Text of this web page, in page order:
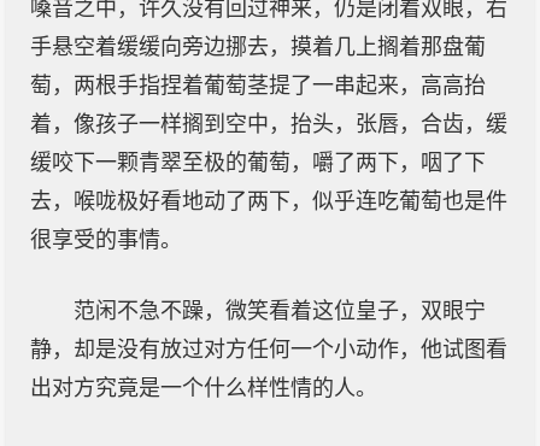
嗓音之中，许久没有回过神来，仍是闭着双眼，右
手悬空着缓缓向旁边挪去，摸着几上搁着那盘葡
萄，两根手指捏着葡萄茎提了一串起来，高高抬
着，像孩子一样搁到空中，抬头，张唇，合齿，缓
缓咬下一颗青翠至极的葡萄，嚼了两下，咽了下
去，喉咙极好看地动了两下，似乎连吃葡萄也是件
很享受的事情。
范闲不急不躁，微笑看着这位皇子，双眼宁
静，却是没有放过对方任何一个小动作，他试图看
出对方究竟是一个什么样性情的人。